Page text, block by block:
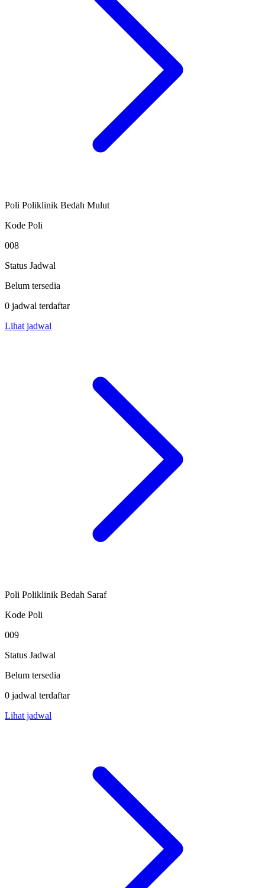
Poli Poliklinik Bedah Mulut
Kode Poli
008
Status Jadwal
Belum tersedia
0 jadwal terdaftar
Lihat jadwal
Poli Poliklinik Bedah Saraf
Kode Poli
009
Status Jadwal
Belum tersedia
0 jadwal terdaftar
Lihat jadwal